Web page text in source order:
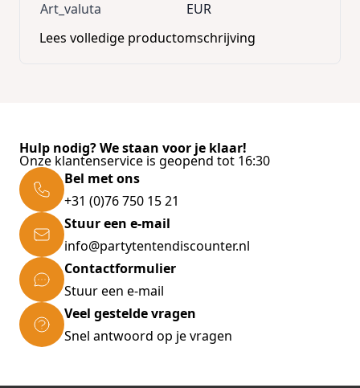
Art_valuta
EUR
Lees volledige productomschrijving
Hulp nodig? We staan voor je klaar!
Onze klantenservice is geopend tot 16:30
Bel met ons
+31 (0)76 750 15 21
Stuur een e-mail
info@partytentendiscounter.nl
Contactformulier
Stuur een e-mail
Veel gestelde vragen
Snel antwoord op je vragen